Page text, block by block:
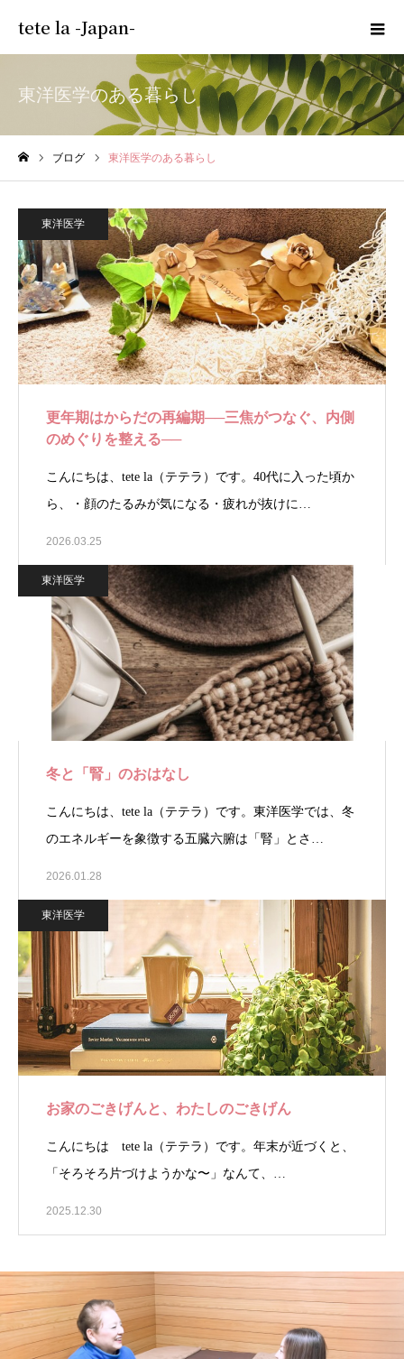
tete la -Japan-
東洋医学のある暮らし
ブログ 東洋医学のある暮らし
東洋医学
更年期はからだの再編期──三焦がつなぐ、内側
のめぐりを整える──
こんにちは、tete la（テテラ）です。40代に入った頃か
ら、・顔のたるみが気になる・疲れが抜けに…
2026.03.25
東洋医学
冬と「腎」のおはなし
こんにちは、tete la（テテラ）です。東洋医学では、冬
のエネルギーを象徴する五臓六腑は「腎」とさ…
2026.01.28
東洋医学
お家のごきげんと、わたしのごきげん
こんにちは tete la（テテラ）です。年末が近づくと、
「そろそろ片づけようかな〜」なんて、…
2025.12.30